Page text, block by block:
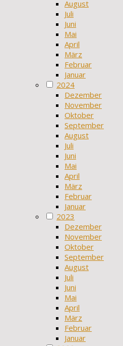
August
Juli
Juni
Mai
April
März
Februar
Januar
2024
Dezember
November
Oktober
September
August
Juli
Juni
Mai
April
März
Februar
Januar
2023
Dezember
November
Oktober
September
August
Juli
Juni
Mai
April
März
Februar
Januar